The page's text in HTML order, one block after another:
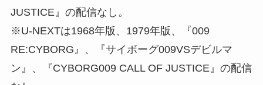
JUSTICE』の配信なし。
※U-NEXTは1968年版、1979年版、『009
RE:CYBORG』、『サイボーグ009VSデビルマ
ン』、『CYBORG009 CALL OF JUSTICE』の配信